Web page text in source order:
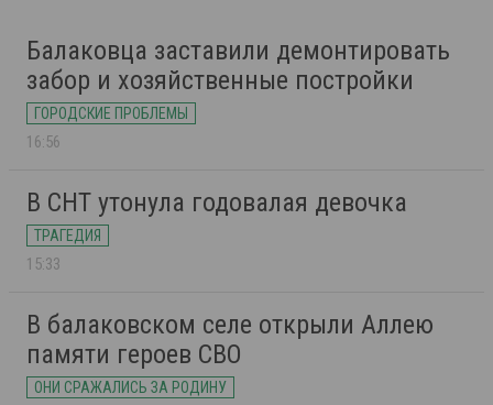
Балаковца заставили демонтировать
забор и хозяйственные постройки
ГОРОДСКИЕ ПРОБЛЕМЫ
16:56
В СНТ утонула годовалая девочка
ТРАГЕДИЯ
15:33
В балаковском селе открыли Аллею
памяти героев СВО
ОНИ СРАЖАЛИСЬ ЗА РОДИНУ